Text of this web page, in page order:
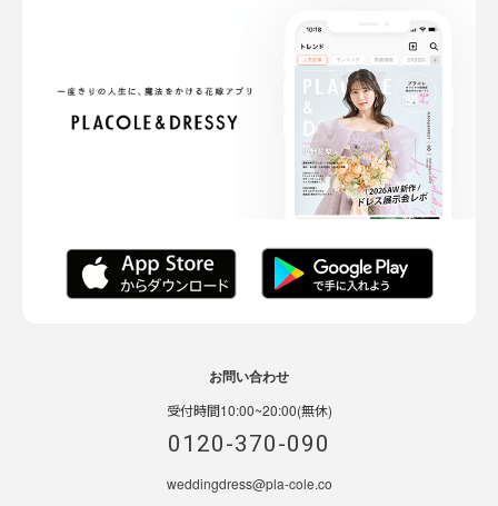
お問い合わせ
受付時間10:00~20:00(無休)
0120-370-090
weddingdress@pla-cole.co